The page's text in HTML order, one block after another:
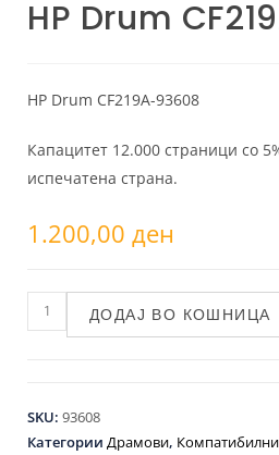
HP Drum
HP Drum CF219A-93608
Капацитет 12.000 страници со
испечатена страна.
1.200,00 ден
ДОДАЈ ВО КОШНИЦА
SKU: 93608
Категории Драмови, Компатибилни